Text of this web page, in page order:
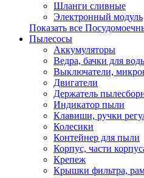
Шланги сливные
Электронный модуль
Показать все
Пылесосы
Аккумуляторы
Ведра, бачки для
Выключатели,
Двигатели
Держатель
Индикатор пыли
Клавиши, ручки
Колесики
Контейнер для пыли
Корпус, части
Крепеж
Крышки фильтра,